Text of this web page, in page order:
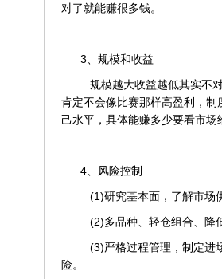
对了就能赚很多钱。
3、规模和收益
规模越大收益越低其实不
肯定不会像比赛那样高盈利，
己水平，具体能赚多少要看市场
4、风险控制
(1)研究基本面，了解市场
(2)多品种、轻仓组合、降
(3)严格过程管理，制定进
险。